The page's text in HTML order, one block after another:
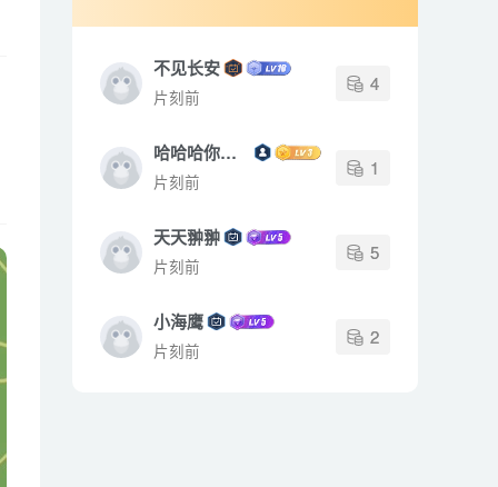
不见长安
片刻前
4
哈哈哈你是个人
片刻前
1
天天翀翀
片刻前
5
小海鹰
片刻前
2